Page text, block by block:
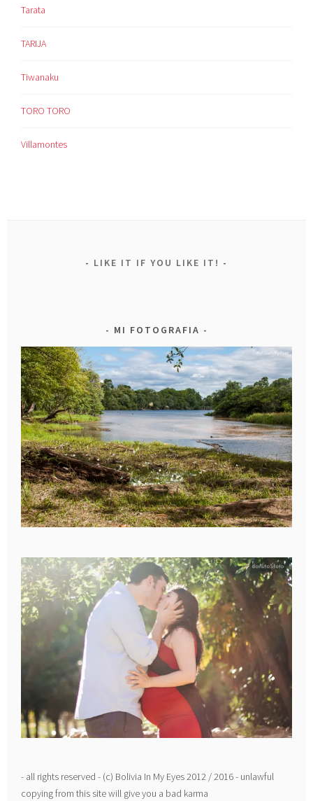
Tarata
TARIJA
Tiwanaku
TORO TORO
Villamontes
LIKE IT IF YOU LIKE IT!
MI FOTOGRAFIA
- all rights reserved - (c) Bolivia In My Eyes 2012 / 2016 - unlawful
copying from this site will give you a bad karma